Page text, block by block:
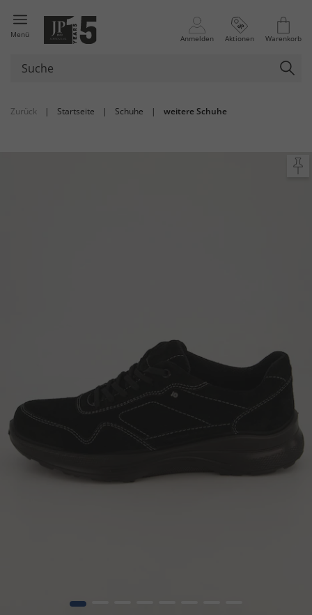
Menü Anmelden Aktionen Warenkorb
Zurück | Startseite | Schuhe | weitere Schuhe
1